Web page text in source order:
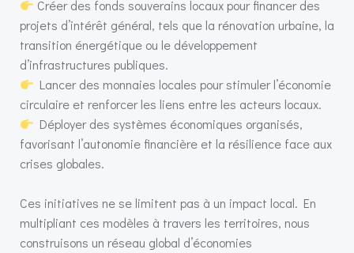
Créer des fonds souverains locaux pour financer des
projets d’intérêt général, tels que la rénovation urbaine, la
transition énergétique ou le développement
d’infrastructures publiques.
Lancer des monnaies locales pour stimuler l’économie
circulaire et renforcer les liens entre les acteurs locaux.
Déployer des systèmes économiques organisés,
favorisant l’autonomie financière et la résilience face aux
crises globales.
Ces initiatives ne se limitent pas à un impact local. En
multipliant ces modèles à travers les territoires, nous
construisons un réseau global d’économies